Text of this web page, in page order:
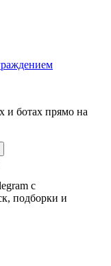
и ботаx прямо на
с
подборки и